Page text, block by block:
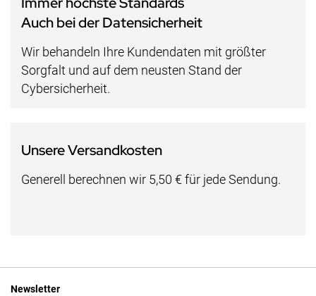
Auch bei der Datensicherheit
Wir behandeln Ihre Kundendaten mit größter
Sorgfalt und auf dem neusten Stand der
Cybersicherheit.
Unsere Versandkosten
Generell berechnen wir 5,50 € für jede Sendung.
Newsletter